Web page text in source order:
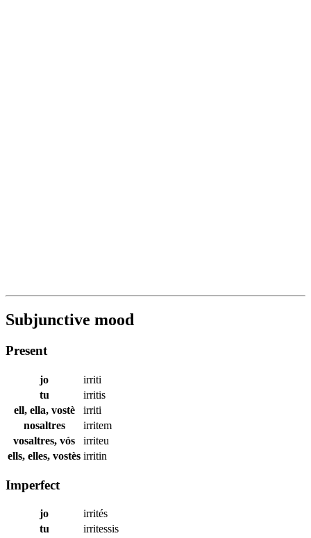
Subjunctive mood
Present
jo
irriti
tu
irritis
ell, ella, vostè
irriti
nosaltres
irritem
vosaltres, vós
irriteu
ells, elles, vostès irritin
Imperfect
jo
irrités
tu
irritessis